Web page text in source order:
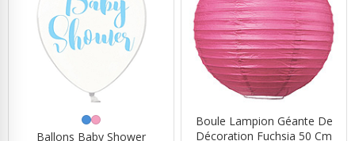
Ballons Baby Shower
Boule Lampion Géante De
Décoration Fuchsia 50 Cm